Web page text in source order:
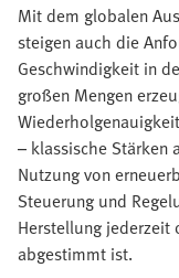
Mit dem globalen
steigen auch die
Geschwindigkeit in
großen Mengen
– klassische Stärken
Nutzung von
Steuerung und
Herstellung
abgestimmt ist.